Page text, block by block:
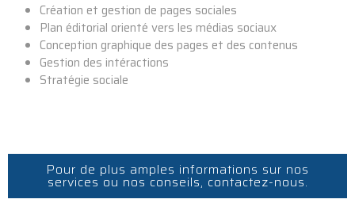
Création et gestion de pages sociales
Plan éditorial orienté vers les médias sociaux
Conception graphique des pages et des contenus
Gestion des intéractions
Stratégie sociale
Pour de plus amples informations sur nos
services ou nos conseils, contactez-nous.